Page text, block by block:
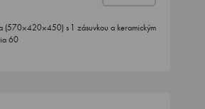
(570×420×450) s 1 zásuvkou a keramickým
60